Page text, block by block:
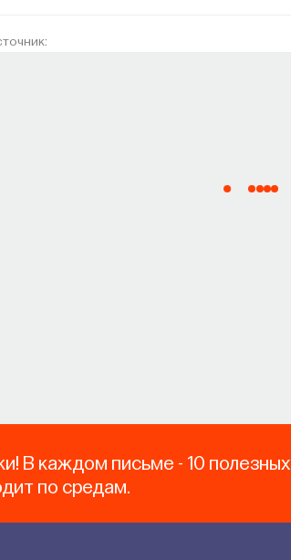
В каждом письме - 10 полезных
по средам.